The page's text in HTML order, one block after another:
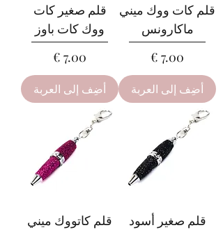
قلم كات ووك ميني
ماكارونس
السعر
أضِف إلى العربة
قلم صغير كات
ووك كات باوز
السعر
أضِف إلى العربة
قلم صغير أسود
قلم كاتووك ميني